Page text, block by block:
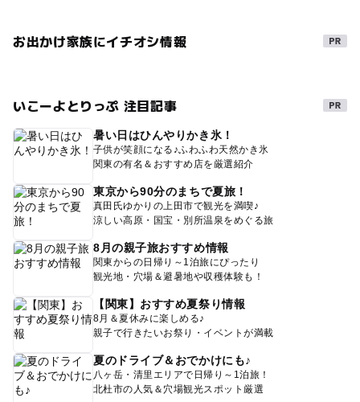
お出かけ家族にイチオシ情報
いこーよとりっぷ 注目記事
暑い日はひんやりかき氷！
子供が笑顔になる♪ふわふわ天然かき氷
関東の有名＆おすすめ店を厳選紹介
東京から90分のまちで夏旅！
真田氏ゆかりの上田市で観光を満喫♪
涼しい高原・国宝・別所温泉をめぐる旅
8月の親子旅おすすめ情報
関東からの日帰り～1泊旅にぴったり
観光地・穴場＆避暑地や収穫体験も！
【関東】おすすめ夏祭り情報
8月＆夏休みに楽しめる♪
親子で行きたいお祭り・イベントが満載
夏のドライブ＆おでかけにも♪
八ヶ岳・清里エリアで日帰り～1泊旅！
北杜市の人気＆穴場観光スポット厳選